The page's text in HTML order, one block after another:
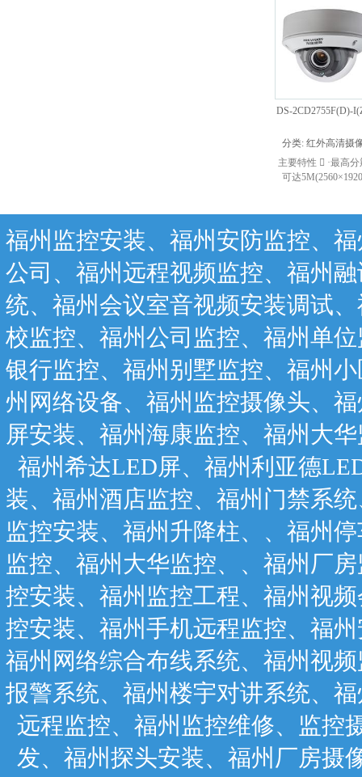
全景与特写画面，
景与细节。其中全
DS-2CD2755F(D)-
分类:红外高清摄
主要特性  ·最高
可达
福州监控安装、福州安防监控、
公司、福州远程视频监控、福州
统、福州会议室音视频安装调试
校监控、福州公司监控、福州单
银行监控、福州别墅监控、福州
州网络设备、福州监控摄像头、
屏安装、福州海康监控、福州大
福州希达LED屏、福州利亚德
装、福州酒店监控、福州门禁系
监控安装、福州升降柱、、福州
监控、福州大华监控、、福州厂
控安装、福州监控工程、福州视
控安装、福州手机远程监控、福
福州网络综合布线系统、福州视
报警系统、福州楼宇对讲系统、
远程监控、福州监控维修、监控
发、福州探头安装、福州厂房摄